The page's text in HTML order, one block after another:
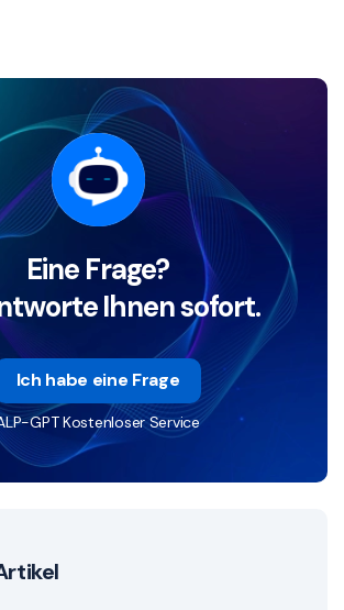
Eine Frage?
Ihnen sofort.
Ich habe eine Frage
GPT Kostenloser Service